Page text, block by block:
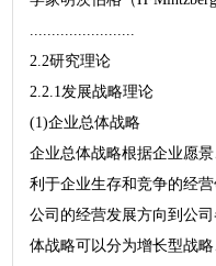
2.2研究理论
2.2.1发展战略理论
(1)企业总体战略
企业总体战略根据企业愿
利于企业生存和竞争的经
公司的经营发展方向到公
体战略可以分为增长型战